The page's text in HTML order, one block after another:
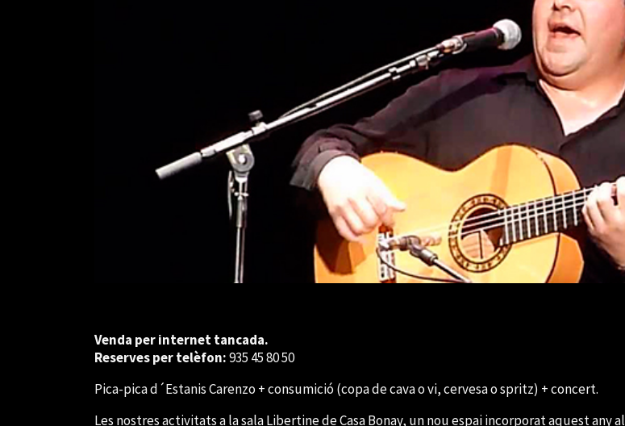
Venda per internet tancada.
Reserves per telèfon:935 45 80 50
Pica-pica d´Estanis Carenzo + consumició (copa de cava o vi, cervesa o spritz) + concert.
Les nostres activitats a la sala Libertine de Casa Bonay, un nou espai incorporat aquest any al